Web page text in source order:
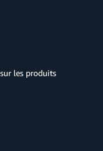
les produits